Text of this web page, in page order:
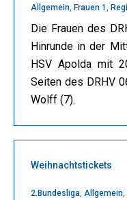
Allgemein, Frauen 1 ,
Die Frauen des
Hinrunde in der
HSV Apolda mit
Seiten des DRHV
Wolff (7).
Weihnachtstickets
2.Bundesliga Allgemein